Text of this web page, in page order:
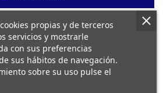
propias y de terceros
servicios y mostrarle
con sus preferencias
sus hábitos de navegación.
sobre su uso pulse el